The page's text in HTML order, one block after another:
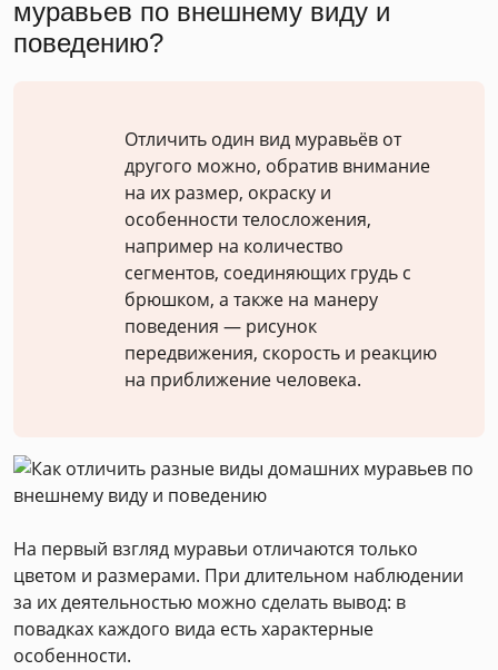
муравьев по внешнему виду и
поведению?
Отличить один вид муравьёв от
другого можно, обратив внимание
на их размер, окраску и
особенности телосложения,
например на количество
сегментов, соединяющих грудь с
брюшком, а также на манеру
поведения — рисунок
передвижения, скорость и реакцию
на приближение человека.
На первый взгляд муравьи отличаются только
цветом и размерами. При длительном наблюдении
за их деятельностью можно сделать вывод: в
повадках каждого вида есть характерные
особенности.